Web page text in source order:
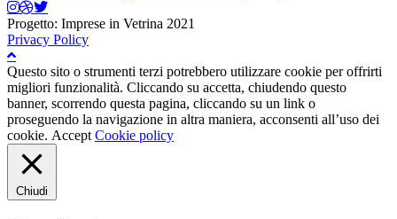
Progetto: Imprese in Vetrina 2021
Privacy Policy
Questo sito o strumenti terzi potrebbero utilizzare cookie per offrirti
migliori funzionalità. Cliccando su accetta, chiudendo questo
banner, scorrendo questa pagina, cliccando su un link o
proseguendo la navigazione in altra maniera, acconsenti all’uso dei
cookie. Accept Cookie policy
Chiudi